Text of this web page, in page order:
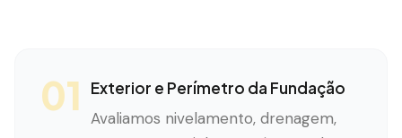
01
Exterior e Perímetro da Fundação
Avaliamos nivelamento, drenagem,